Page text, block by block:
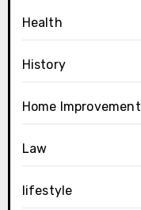
Health
History
Home Improvement
Law
lifestyle